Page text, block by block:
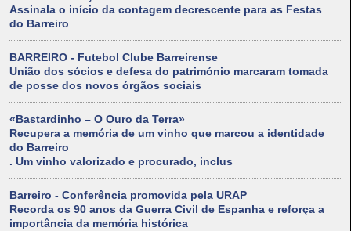
Assinala o início da contagem decrescente para as Festas
do Barreiro
BARREIRO - Futebol Clube Barreirense
União dos sócios e defesa do património marcaram tomada
de posse dos novos órgãos sociais
«Bastardinho – O Ouro da Terra»
Recupera a memória de um vinho que marcou a identidade
do Barreiro
. Um vinho valorizado e procurado, inclus
Barreiro - Conferência promovida pela URAP
Recorda os 90 anos da Guerra Civil de Espanha e reforça a
importância da memória histórica